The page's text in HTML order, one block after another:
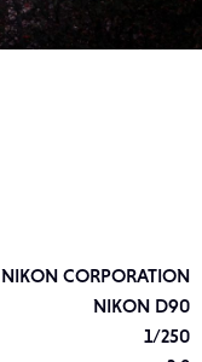
NIKON CORPORATION
NIKON D90
1/250